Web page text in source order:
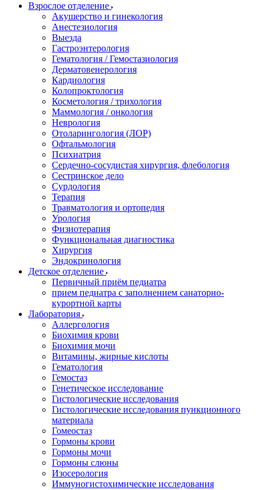
Взрослое отделение
Акушерство и гинекология
Анестезиология
Выезда
Гастроэнтерология
Гематология / Гемостазиология
Дерматовенерология
Кардиология
Колопроктология
Косметология / трихология
Маммология / онкология
Неврология
Отоларингология (ЛОР)
Офтальмология
Психиатрия
Сердечно-сосудистая хирургия, флебология
Сестринское дело
Сурдология
Терапия
Травматология и ортопедия
Урология
Физиотерапия
Функциональная диагностика
Хирургия
Эндокринология
Детское отделение
Первичный приём педиатра
прием педиатра с заполнением санаторно-
курортной карты
Лаборатория
Аллергология
Биохимия крови
Биохимия мочи
Витамины, жирные кислоты
Гематология
Гемостаз
Генетическое исследование
Гистологические исследования
Гистологические исследования пункционного
материала
Гомеостаз
Гормоны крови
Гормоны мочи
Гормоны слюны
Изосерология
Иммуногистохимические исследования